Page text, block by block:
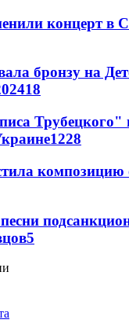
концерт в
бронзу на
18
Трубецкого"
1228
композицию
5